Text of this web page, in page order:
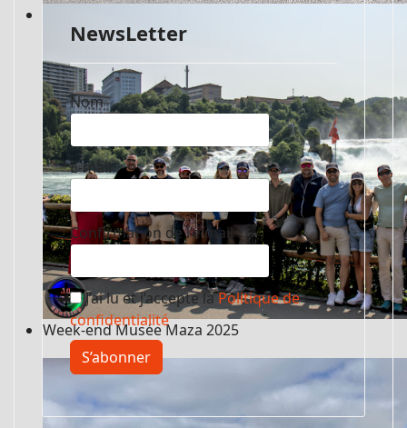
Week-end Musée Maza 2025
NewsLetter
Nom
E-mail
Confirmation de l’e-mail
J’ai lu et j’accepte laPolitique de
confidentialité
S’abonner